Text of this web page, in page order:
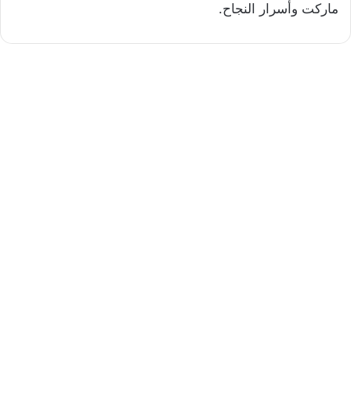
ماركت وأسرار النجاح.